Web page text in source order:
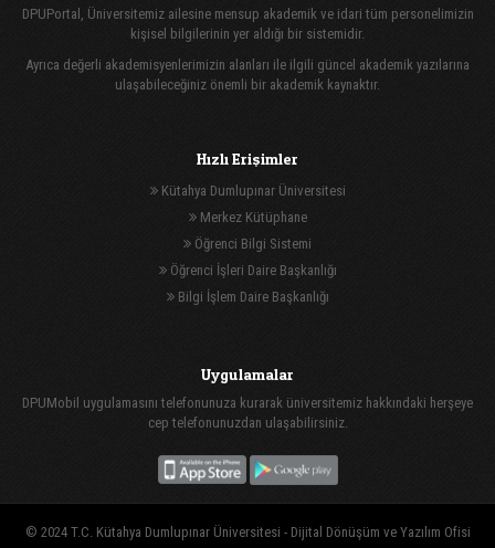
DPUPortal, Üniversitemiz ailesine mensup akademik ve idari tüm personelimizin
kişisel bilgilerinin yer aldığı bir sistemidir.
Ayrıca değerli akademisyenlerimizin alanları ile ilgili güncel akademik yazılarına
ulaşabileceğiniz önemli bir akademik kaynaktır.
Hızlı Erişimler
Kütahya Dumlupınar Üniversitesi
Merkez Kütüphane
Öğrenci Bilgi Sistemi
Öğrenci İşleri Daire Başkanlığı
Bilgi İşlem Daire Başkanlığı
Uygulamalar
DPUMobil uygulamasını telefonunuza kurarak üniversitemiz hakkındaki herşeye
cep telefonunuzdan ulaşabilirsiniz.
© 2024 T.C. Kütahya Dumlupınar Üniversitesi - Dijital Dönüşüm ve Yazılım Ofisi